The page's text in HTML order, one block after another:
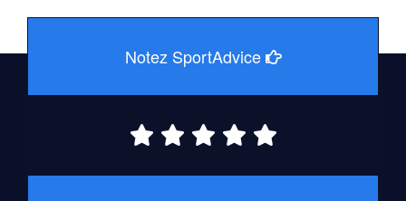
Notez SportAdvice